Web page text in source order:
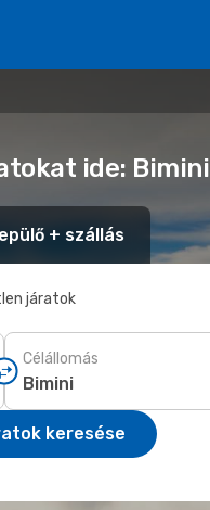
ide: Bimini
+ szállás
járatok
Célállomás
keresése